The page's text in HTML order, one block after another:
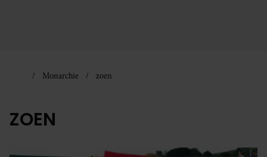
Monarchie zoen
ZOEN